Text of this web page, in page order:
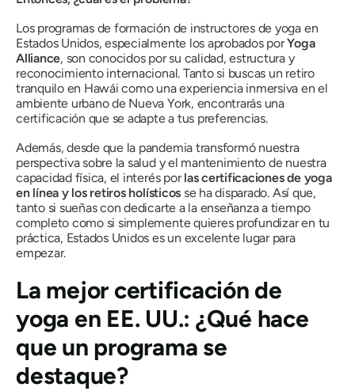
Los programas de formación de instructores de yoga en
Estados Unidos, especialmente los aprobados porYoga
Alliance, son conocidos por su calidad, estructura y
reconocimiento internacional. Tanto si buscas un retiro
tranquilo en Hawái como una experiencia inmersiva en el
ambiente urbano de Nueva York, encontrarás una
certificación que se adapte a tus preferencias.
Además, desde que la pandemia transformó nuestra
perspectiva sobre la salud y el mantenimiento de nuestra
capacidad física, el interés porlas certificaciones de yoga
en línea y los retiros holísticos se ha disparado. Así que,
tanto si sueñas con dedicarte a la enseñanza a tiempo
completo como si simplemente quieres profundizar en tu
práctica, Estados Unidos es un excelente lugar para
empezar.
La mejor certificación de
yoga en EE. UU.: ¿Qué hace
que un programa se
destaque?